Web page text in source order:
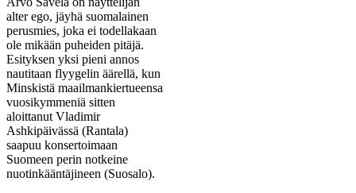
alter ego, jäyhä suomalainen
perusmies, joka ei todellakaan
ole mikään puheiden pitäjä.
Esityksen yksi pieni annos
nautitaan flyygelin äärellä, kun
Minskistä maailmankiertueensa
vuosikymmeniä sitten
aloittanut Vladimir
Ashkipäivässä (Rantala)
saapuu konsertoimaan
Suomeen perin notkeine
nuotinkääntäjineen (Suosalo).